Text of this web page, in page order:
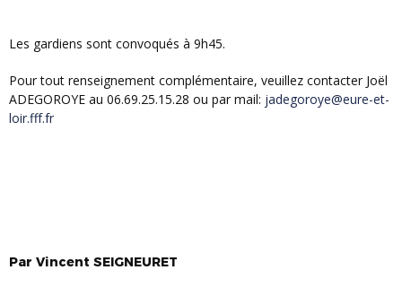
Les gardiens sont convoqués à 9h45.
Pour tout renseignement complémentaire, veuillez contacter Joël
ADEGOROYE au 06.69.25.15.28 ou par mail: jadegoroye@eure-et-
loir.fff.fr
Par Vincent SEIGNEURET